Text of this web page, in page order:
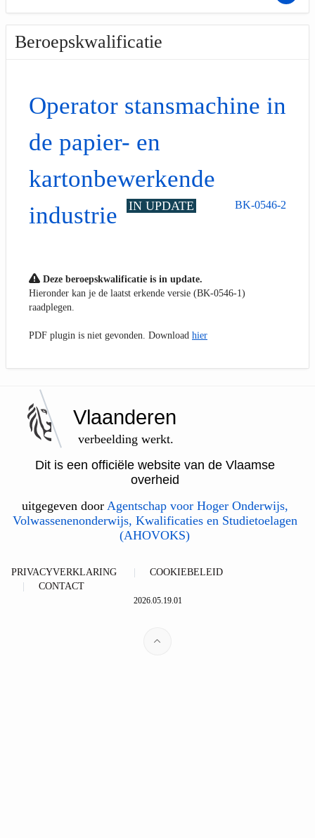
Beroepskwalificatie
Operator stansmachine in
de papier- en
kartonbewerkende
industrie
BK-0546-2
IN UPDATE
Deze beroepskwalificatie is in update.
Hieronder kan je de laatst erkende versie (BK-0546-1)
raadplegen.
PDF plugin is niet gevonden. Download hier
Vlaanderen
verbeelding werkt.
Dit is een officiële website van de Vlaamse
overheid
uitgegeven door Agentschap voor Hoger Onderwijs,
Volwassenenonderwijs, Kwalificaties en Studietoelagen
(AHOVOKS)
PRIVACYVERKLARING
COOKIEBELEID
CONTACT
2026.05.19.01